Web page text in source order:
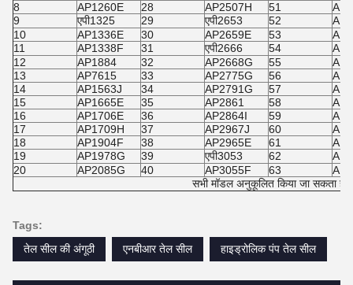
8
AP1260E 28 AP2507H 51
9
एपी1325 29 एपी2653 52
10
AP1336E 30 AP2659E 53
11
AP1338F 31 एपी2666 54
12
AP1884 32 AP2668G 55
13
AP7615 33 AP2775G 56
14
AP1563J 34 AP2791G 57
15
AP1665E 35 AP2861 58
16
AP1706E 36 AP2864I 59
17
AP1709H 37 AP2967J 60
18
AP1904F 38 AP2965E 61
19
AP1978G 39 एपी3053 62
20
AP2085G 40 AP3055F 63
सभी मॉडल अनुकूलित किया जा सकता है
Tags:
तेल सील की अंगूठी
एनबीआर तेल सील हाइड्रोलिक पंप तेल सील